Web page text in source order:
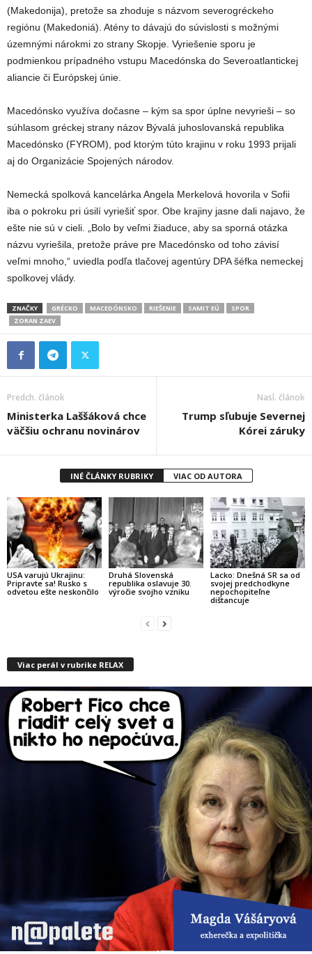
(Makedonija), pretože sa zhoduje s názvom severogréckeho
regiónu (Makedoniá). Atény to dávajú do súvislosti s možnými
územnými nárokmi zo strany Skopje. Vyriešenie sporu je
podmienkou prípadného vstupu Macedónska do Severoatlantickej
aliancie či Európskej únie.
Macedónsko využíva dočasne – kým sa spor úplne nevyrieši – so
súhlasom gréckej strany názov Bývalá juhoslovanská republika
Macedónsko (FYROM), pod ktorým túto krajinu v roku 1993 prijali
aj do Organizácie Spojených národov.
Nemecká spolková kancelárka Angela Merkelová hovorila v Sofii
iba o pokroku pri úsilí vyriešiť spor. Obe krajiny jasne dali najavo, že
ešte nie sú v cieli. „Bolo by veľmi žiaduce, aby sa sporná otázka
názvu vyriešila, pretože práve pre Macedónsko od toho závisí
veľmi mnoho,“ uviedla podľa tlačovej agentúry DPA šéfka nemeckej
spolkovej vlády.
ZNAČKY GRÉCKO MACEDÓNSKO RIEŠENIE SAMIT EÚ
SPOR
ZORAN ZAEV
Predch. článok
Ministerka Laššáková chce
väčšiu ochranu novinárov
Nasl. článok
Trump sľubuje Severnej
Kórei záruky
INÉ ČLÁNKY RUBRIKY VIAC OD AUTORA
USA varujú Ukrajinu:
Pripravte sa! Rusko s
odvetou ešte neskončilo
Druhá Slovenská
republika oslavuje 30.
výročie svojho vzniku
Lacko: Dnešná SR sa od
svojej predchodkyne
nepochopiteľne
dištancuje
Viac perál v rubrike RELAX